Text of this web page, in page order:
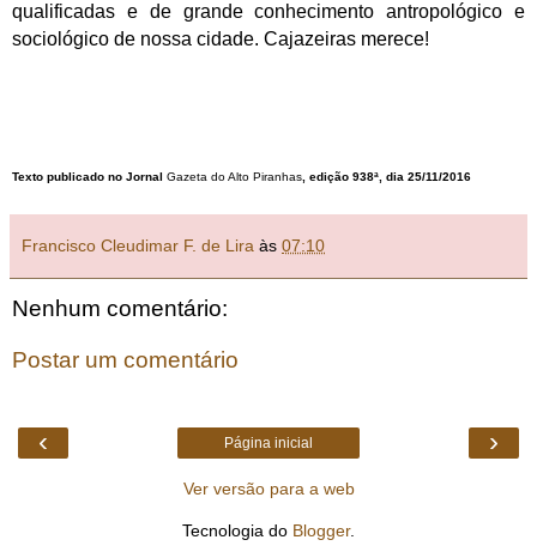
qualificadas e de grande conhecimento antropológico e
sociológico de nossa cidade. Cajazeiras merece!
Texto publicado no Jornal Gazeta do Alto Piranhas edição 938ª, dia 25/11/2016
Francisco Cleudimar F. de Lira às 07:10
Nenhum comentário:
Postar um comentário
‹ ›
Página inicial
Ver versão para a web
Tecnologia do Blogger.